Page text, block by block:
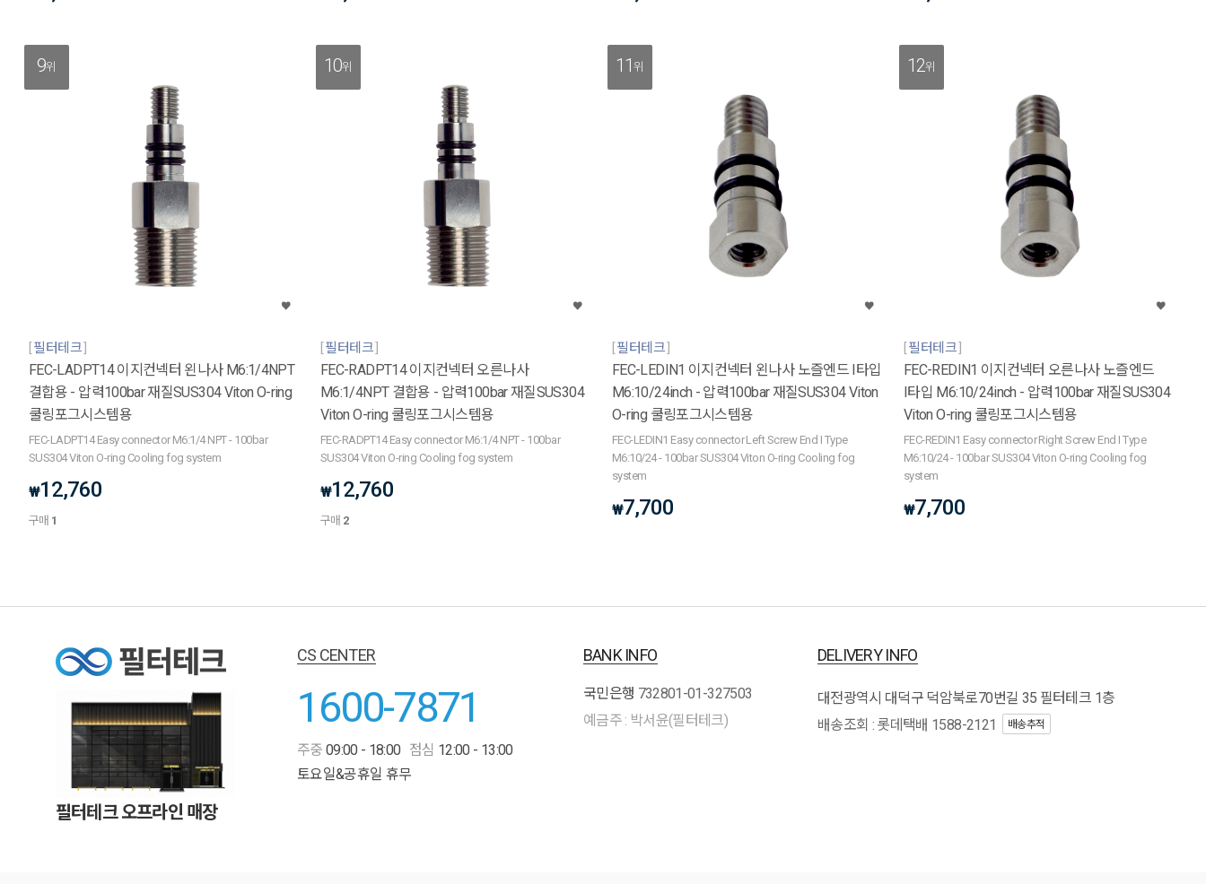
9위
필터테크
FEC-LADPT14 이지컨넥터 왼나사 M6:1/4NPT
결합용 - 압력100bar 재질SUS304 Viton O-ring
쿨링포그시스템용
FEC-LADPT14 Easy connector M6:1/4 NPT - 100bar
SUS304 Viton O-ring Cooling fog system
₩12,760
구매 1
10위
필터테크
FEC-RADPT14 이지컨넥터 오른나사
M6:1/4NPT 결합용 - 압력100bar 재질SUS304
Viton O-ring 쿨링포그시스템용
FEC-RADPT14 Easy connector M6:1/4 NPT - 100bar
SUS304 Viton O-ring Cooling fog system
₩12,760
구매 2
11위
필터테크
FEC-LEDIN1 이지컨넥터 왼나사 노즐엔드 I타입
M6:10/24inch - 압력100bar 재질SUS304 Viton
O-ring 쿨링포그시스템용
FEC-LEDIN1 Easy connector Left Screw End I Type
M6:10/24 - 100bar SUS304 Viton O-ring Cooling fog
system
₩7,700
12위
필터테크
FEC-REDIN1 이지컨넥터 오른나사 노즐엔드
I타입 M6:10/24inch - 압력100bar 재질SUS304
Viton O-ring 쿨링포그시스템용
FEC-REDIN1 Easy connector Right Screw End I Type
M6:10/24 - 100bar SUS304 Viton O-ring Cooling fog
system
₩7,700
필터테크 오프라인 매장
CS CENTER
1600-7871
주중 09:00 - 18:00 점심 12:00 - 13:00
토요일&공휴일 휴무
BANK INFO
국민은행 732801-01-327503
예금주 : 박서윤(필터테크)
DELIVERY INFO
대전광역시 대덕구 덕암북로70번길 35 필터테크 1층
배송조회 : 롯데택배 1588-2121
배송추적